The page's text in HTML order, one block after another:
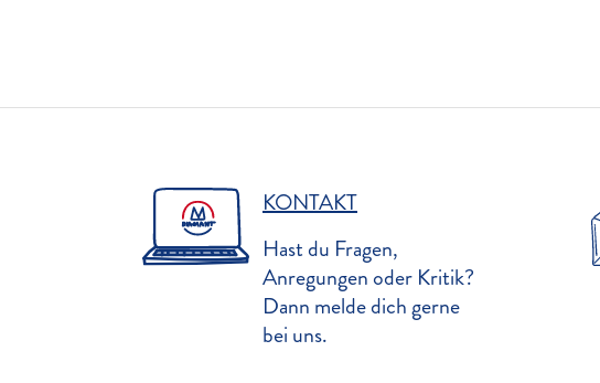
KONTAKT
Hast du Fragen,
Anregungen oder Kritik?
Dann melde dich gerne
bei uns.